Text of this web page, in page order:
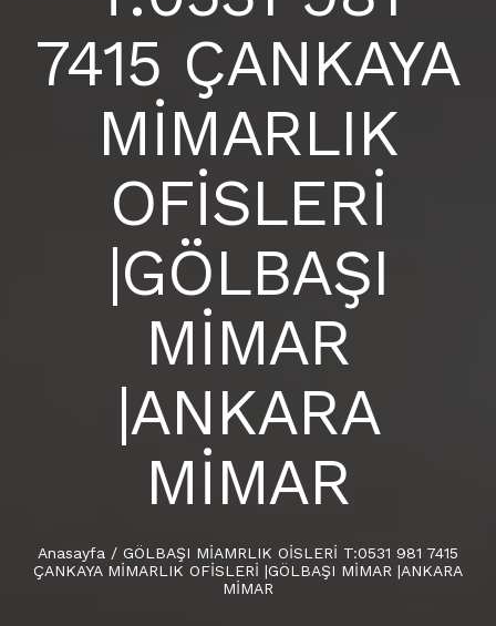
ANKARA İÇ MİMARLIK OFİSİ |
7415 ÇANKAYA
MİMARLIK
OFİSLERİ
|GÖLBAŞI
MİMAR
|ANKARA
MİMAR
Anasayfa / GÖLBAŞI MİAMRLIK OİSLERİ T:0531 981 7415
ÇANKAYA MİMARLIK OFİSLERİ |GÖLBAŞI MİMAR |ANKARA
MİMAR